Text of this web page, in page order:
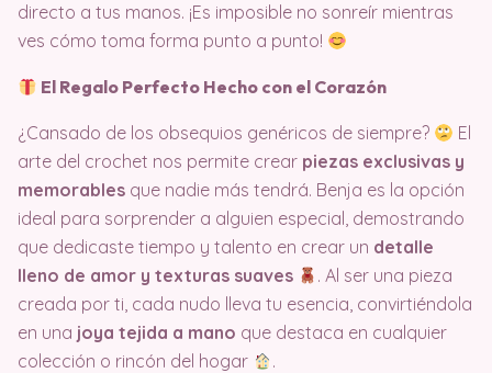
directo a tus manos. ¡Es imposible no sonreír mientras
ves cómo toma forma punto a punto!
El Regalo Perfecto Hecho con el Corazón
¿Cansado de los obsequios genéricos de siempre?
El
arte del crochet nos permite crear piezas exclusivas y
memorables que nadie más tendrá. Benja es la opción
ideal para sorprender a alguien especial, demostrando
que dedicaste tiempo y talento en crear un detalle
lleno de amor y texturas suaves
. Al ser una pieza
creada por ti, cada nudo lleva tu esencia, convirtiéndola
en una joya tejida a mano que destaca en cualquier
colección o rincón del hogar
.